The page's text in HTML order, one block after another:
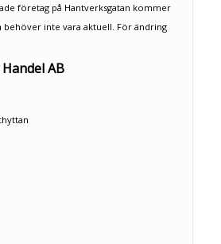
företag på Hantverksgatan kommer
behöver inte vara aktuell. För ändring
AB